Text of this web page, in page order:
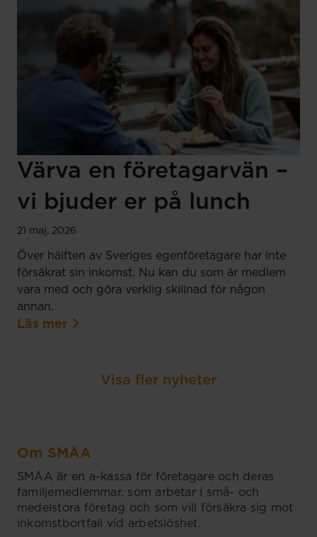
Värva en företagarvän –
vi bjuder er på lunch
21 maj, 2026
Över hälften av Sveriges egenföretagare har inte
försäkrat sin inkomst. Nu kan du som är medlem
vara med och göra verklig skillnad för någon
annan.
Läs mer
Visa fler nyheter
Om SMÅA
SMÅA är en a-kassa för företagare och deras
familjemedlemmar, som arbetar i små- och
medelstora företag och som vill försäkra sig mot
inkomstbortfall vid arbetslöshet.